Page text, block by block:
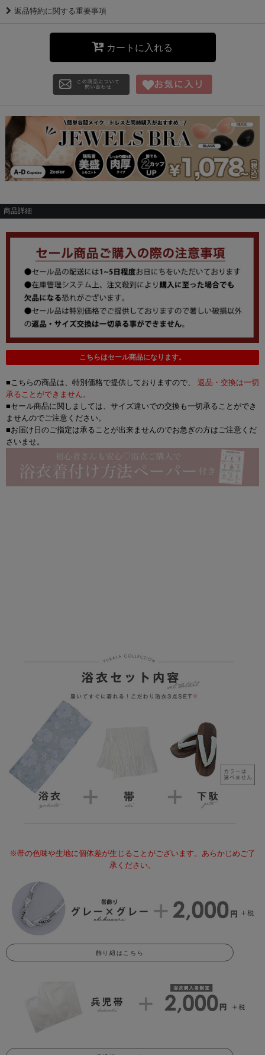
返品特約に関する重要事項
カートに入れる
商品詳細
こちらはセール商品になります。
■こちらの商品は、特別価格で提供しておりますので、 返品・交換は一切
承ることができません。
■セール商品に関しましては、サイズ違いでの交換も一切承ることができ
ませんのでご注意ください。
■お届け日のご指定は承ることが出来ませんのでお急ぎの方はご注意くだ
さいませ。
※帯の色味や生地に個体差が生じることがございます。あらかじめご了
承ください。
飾り紐はこちら